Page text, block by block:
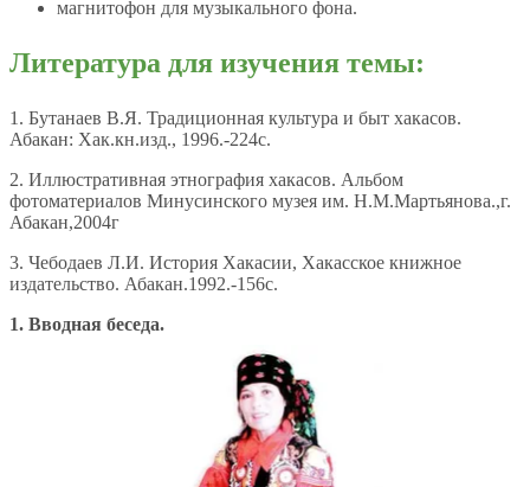
магнитофон для музыкального фона.
Литература для изучения темы:
1. Бутанаев В.Я. Традиционная культура и быт хакасов.
Абакан: Хак.кн.изд., 1996.-224с.
2. Иллюстративная этнография хакасов. Альбом
фотоматериалов Минусинского музея им. Н.М.Мартьянова.,г.
Абакан,2004г
3. Чебодаев Л.И. История Хакасии, Хакасское книжное
издательство. Абакан.1992.-156с.
1. Вводная беседа.